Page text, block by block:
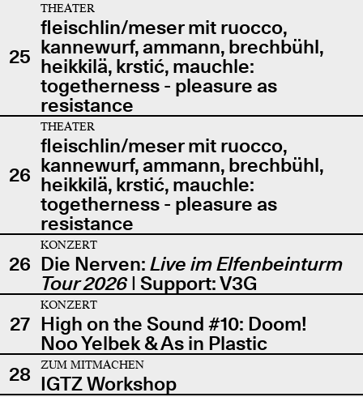
25
THEATER
fleischlin/meser mit ruocco,
kannewurf, ammann, brechbühl,
heikkilä, krstić, mauchle:
togetherness - pleasure as
resistance
26
THEATER
fleischlin/meser mit ruocco,
kannewurf, ammann, brechbühl,
heikkilä, krstić, mauchle:
togetherness - pleasure as
resistance
26
KONZERT
Die Nerven: Live im Elfenbeinturm
Tour 2026| Support: V3G
27
KONZERT
High on the Sound #10: Doom!
Noo Yelbek & As in Plastic
28
ZUM MITMACHEN
IGTZ Workshop